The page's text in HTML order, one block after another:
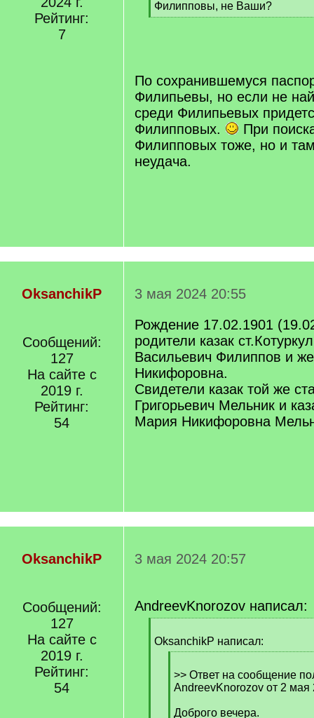
Рейтинг:
7
Филипповы, не Ваши?
[
По сохранившемуся
Филипьевы, но если не
среди Филипьевых
Филипповых.
При
Филипповых тоже, но и
неудача.
OksanchikP
Сообщений:
127
На сайте с
2019 г.
Рейтинг:
54
3 мая 2024 20:55
Рождение 17.02.1901
родители казак
Васильевич Филиппов и
Никифоровна.
Свидетели казак той же
Григорьевич Мельник и
Мария Никифоровна
OksanchikP
Сообщений:
127
На сайте с
2019 г.
Рейтинг:
54
3 мая 2024 20:57
AndreevKnorozov написал:
q
OksanchikP написал:
q
]
>> Ответ на сообщение
AndreevKnorozov от 2 мая
Доброго вечера.